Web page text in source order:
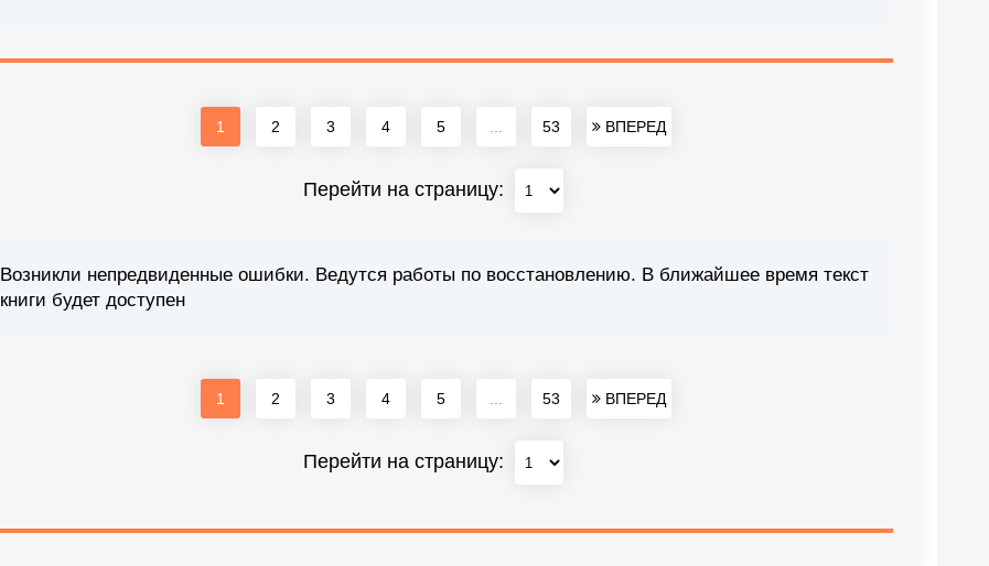
1 2 3 4 5 53 ВПЕРЕД
Перейти на страницу:
Возникли непредвиденные ошибки. Ведутся работы по восстановлению. В ближайшее время текст
книги будет доступен
1 2 3 4 5 53 ВПЕРЕД
Перейти на страницу: